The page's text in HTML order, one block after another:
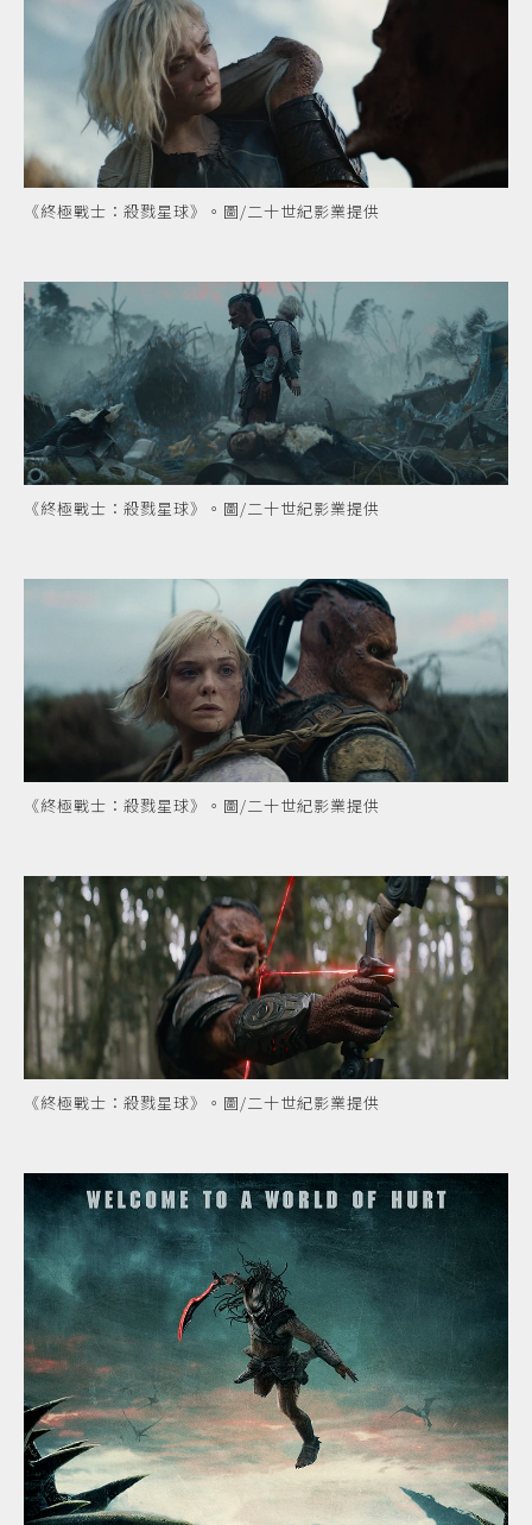
《終極戰士：殺戮星球》。圖/二十世紀影業提供
《終極戰士：殺戮星球》。圖/二十世紀影業提供
《終極戰士：殺戮星球》。圖/二十世紀影業提供
《終極戰士：殺戮星球》。圖/二十世紀影業提供